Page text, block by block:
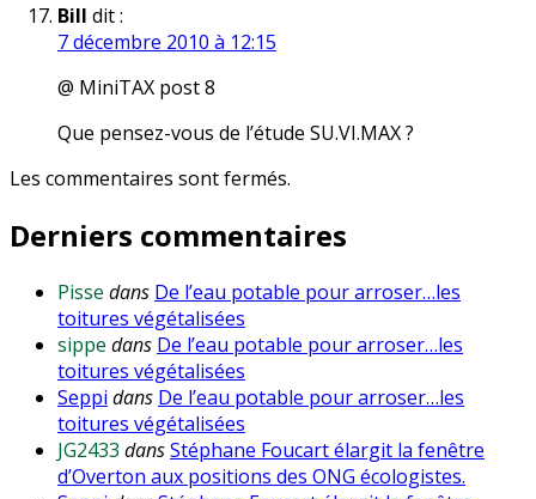
Bill dit :
7 décembre 2010 à 12:15
@ MiniTAX post 8
Que pensez-vous de l’étude SU.VI.MAX ?
Les commentaires sont fermés.
Derniers commentaires
Pisse dans De l’eau potable pour arroser…les
toitures végétalisées
sippe dans De l’eau potable pour arroser…les
toitures végétalisées
Seppi dans De l’eau potable pour arroser…les
toitures végétalisées
JG2433 dansStéphane Foucart élargit la fenêtre
d’Overton aux positions des ONG écologistes.